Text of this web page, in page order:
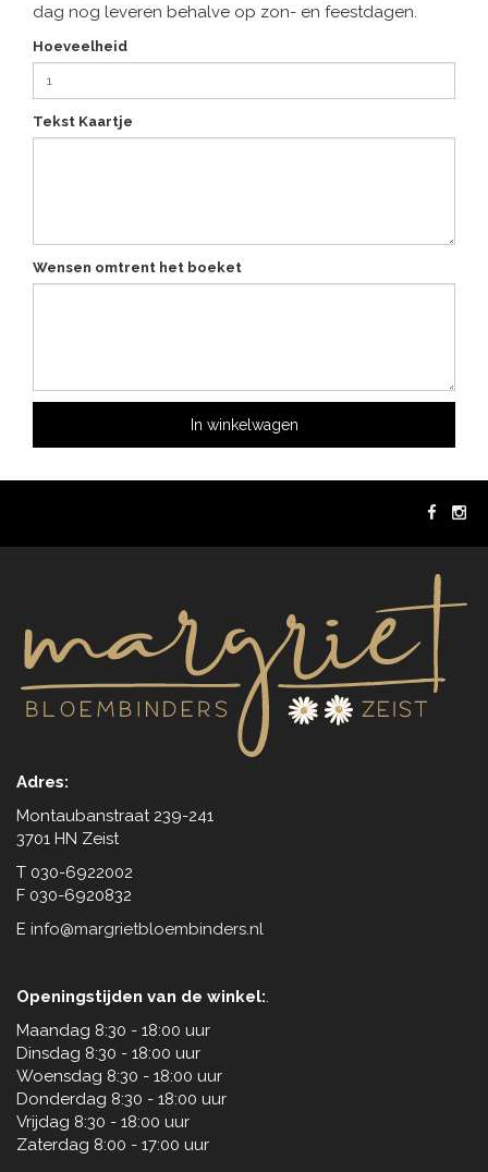
dag nog leveren behalve op zon- en feestdagen.
Hoeveelheid
Tekst Kaartje
Wensen omtrent het boeket
In winkelwagen
Adres:
Montaubanstraat 239-241
3701 HN Zeist
T 030-6922002
F 030-6920832
E info@margrietbloembinders.nl
Openingstijden van de winkel:.
Maandag 8:30 - 18:00 uur
Dinsdag 8:30 - 18:00 uur
Woensdag 8:30 - 18:00 uur
Donderdag 8:30 - 18:00 uur
Vrijdag 8:30 - 18:00 uur
Zaterdag 8:00 - 17:00 uur